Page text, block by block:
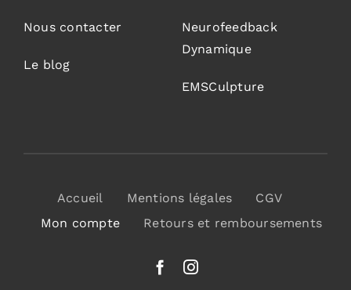
Nous contacter
Le blog
Neurofeedback
Dynamique
EMSCulpture
Accueil Mentions légales
CGV
Mon compte
Retours et remboursements